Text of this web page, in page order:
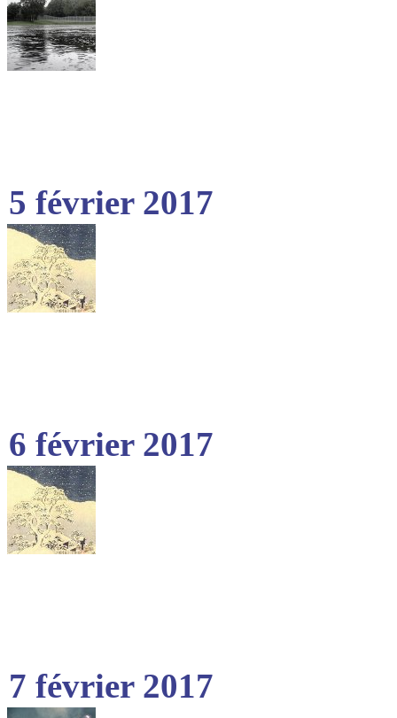
5 février 2017
6 février 2017
7 février 2017